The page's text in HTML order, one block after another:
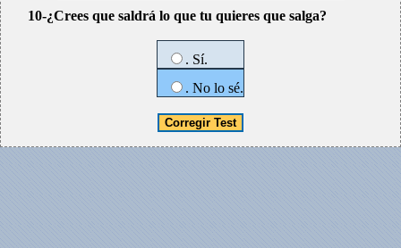
10-¿Crees que saldrá lo que tu quieres que salga?
. Sí.
. No lo sé.